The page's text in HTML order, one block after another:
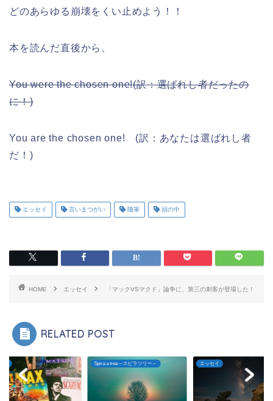
どのあらゆる崩壊をくい止めよう！！
本を読んだ直後から、
You were the chosen one!(訳：選ばれし者だったの
に！)
You are the chosen one! (訳：あなたは選ばれし者
だ！)
エッセイ 言いまつがい 随筆 頭の中
HOME エッセイ 「マックVSマクド」論争に、第三の刺客が登場した！
RELATED POST
Spira a tree～スピラツリー～ エッセイ